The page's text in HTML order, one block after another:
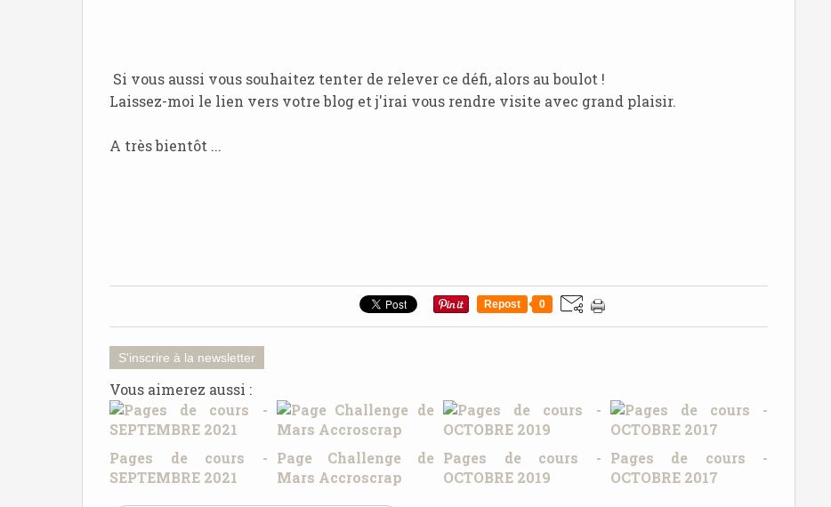
Si vous aussi vous souhaitez tenter de relever ce défi, alors au boulot !
Laissez-moi le lien vers votre blog et j'irai vous rendre visite avec grand plaisir.
A très bientôt ...
Repost 0
S'inscrire à la newsletter
Vous aimerez aussi :
Pages de cours -
SEPTEMBRE 2021
Page Challenge de
Mars Accroscrap
Pages de cours -
OCTOBRE 2019
Pages de cours -
OCTOBRE 2017